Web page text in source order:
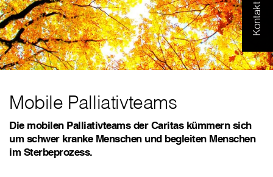
Kontakt
Mobile Palliativteams
Die mobilen Palliativteams der Caritas kümmern sich
um schwer kranke Menschen und begleiten Menschen
im Sterbeprozess.